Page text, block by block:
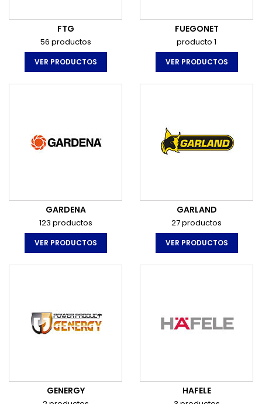
FTG
56 productos
VER PRODUCTOS
FUEGONET
producto 1
VER PRODUCTOS
GARDENA
123 productos
VER PRODUCTOS
GARLAND
27 productos
VER PRODUCTOS
GENERGY HAFELE